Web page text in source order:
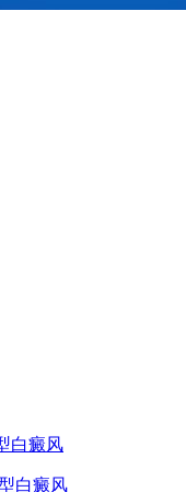
白癜风
白癜风